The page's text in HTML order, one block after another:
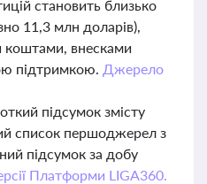
становить близько
11,3 млн доларів),
коштами, внесками
підтримкою. Джерело
підсумок змісту
список першоджерел з
підсумок за добу
Платформи LIGA360.